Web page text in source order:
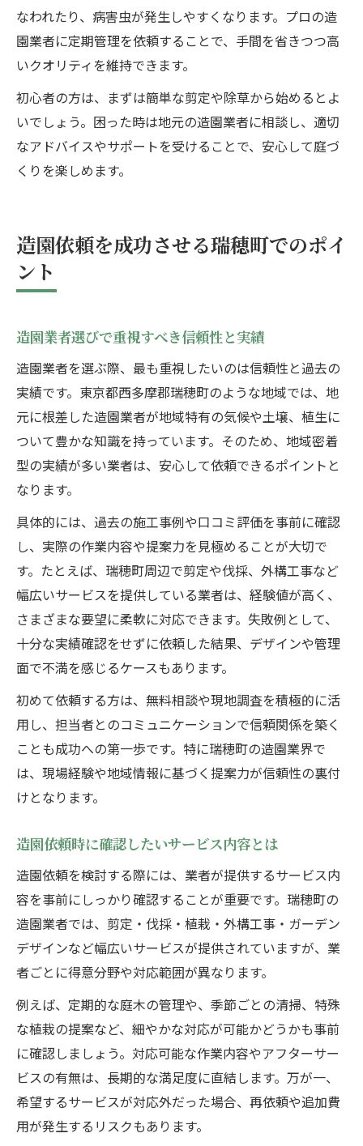
なわれたり、病害虫が発生しやすくなります。プロの造
園業者に定期管理を依頼することで、手間を省きつつ高
いクオリティを維持できます。
初心者の方は、まずは簡単な剪定や除草から始めるとよ
いでしょう。困った時は地元の造園業者に相談し、適切
なアドバイスやサポートを受けることで、安心して庭づ
くりを楽しめます。
造園依頼を成功させる瑞穂町でのポイ
ント
造園業者選びで重視すべき信頼性と実績
造園業者を選ぶ際、最も重視したいのは信頼性と過去の
実績です。東京都西多摩郡瑞穂町のような地域では、地
元に根差した造園業者が地域特有の気候や土壌、植生に
ついて豊かな知識を持っています。そのため、地域密着
型の実績が多い業者は、安心して依頼できるポイントと
なります。
具体的には、過去の施工事例や口コミ評価を事前に確認
し、実際の作業内容や提案力を見極めることが大切で
す。たとえば、瑞穂町周辺で剪定や伐採、外構工事など
幅広いサービスを提供している業者は、経験値が高く、
さまざまな要望に柔軟に対応できます。失敗例として、
十分な実績確認をせずに依頼した結果、デザインや管理
面で不満を感じるケースもあります。
初めて依頼する方は、無料相談や現地調査を積極的に活
用し、担当者とのコミュニケーションで信頼関係を築く
ことも成功への第一歩です。特に瑞穂町の造園業界で
は、現場経験や地域情報に基づく提案力が信頼性の裏付
けとなります。
造園依頼時に確認したいサービス内容とは
造園依頼を検討する際には、業者が提供するサービス内
容を事前にしっかり確認することが重要です。瑞穂町の
造園業者では、剪定・伐採・植栽・外構工事・ガーデン
デザインなど幅広いサービスが提供されていますが、業
者ごとに得意分野や対応範囲が異なります。
例えば、定期的な庭木の管理や、季節ごとの清掃、特殊
な植栽の提案など、細やかな対応が可能かどうかも事前
に確認しましょう。対応可能な作業内容やアフターサー
ビスの有無は、長期的な満足度に直結します。万が一、
希望するサービスが対応外だった場合、再依頼や追加費
用が発生するリスクもあります。